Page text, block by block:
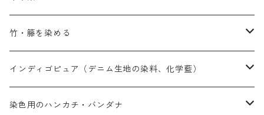
橙色系
青色系
紫色系
橙色系
アルカリ剤
補助薬品
捺染に必要な材料
捺染糊
内容量：500g
増粘剤
黄色系
エロ―M3G｜定番の色合い
オレンジ系
本洋紅
代用朱黄色口
黄色系
ファストエロ―10GN（鮮やかな黄色）
ファストエロ―5GN（黄色）
青色系
NSBAブルー
白色｜胡粉
植物染料
人気のおすすめ植物染料
インド茜・西洋茜の個別販売
濃染処理剤｜ソルバックスPS－900
媒染剤
竹・籐を染める
人気のおすすめ竹・藤を染める染料
塩基性染料（混色可能）
インディゴピュア（デニム生地の染料、化学藍）
初心者向けお試しセット販売
染色用のハンカチ・バンダナ